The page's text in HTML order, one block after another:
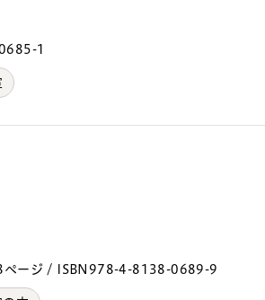
1
ージ / ISBN978-4-8138-0689-9